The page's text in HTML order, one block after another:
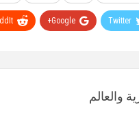
Twitter
Google+
والعالم